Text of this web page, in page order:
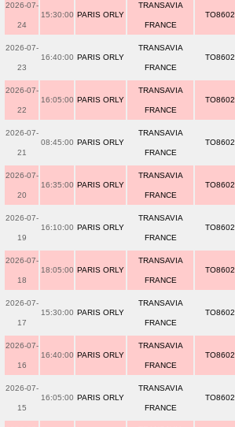
2026-07-
24
15:30:00 PARIS ORLY
TRANSAVIA
FRANCE
TO8602
2026-07-
23
16:40:00 PARIS ORLY
TRANSAVIA
FRANCE
TO8602
2026-07-
22
16:05:00 PARIS ORLY
TRANSAVIA
FRANCE
TO8602
2026-07-
21
08:45:00 PARIS ORLY
TRANSAVIA
FRANCE
TO8602
2026-07-
20
16:35:00 PARIS ORLY
TRANSAVIA
FRANCE
TO8602
2026-07-
19
16:10:00 PARIS ORLY
TRANSAVIA
FRANCE
TO8602
2026-07-
18
18:05:00 PARIS ORLY
TRANSAVIA
FRANCE
TO8602
2026-07-
17
15:30:00 PARIS ORLY
TRANSAVIA
FRANCE
TO8602
2026-07-
16
16:40:00 PARIS ORLY
TRANSAVIA
FRANCE
TO8602
2026-07-
15
16:05:00 PARIS ORLY
TRANSAVIA
FRANCE
TO8602